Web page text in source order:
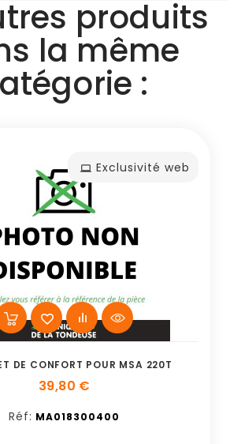
produits
la même
:
Exclusivité web
DE CONFORT POUR MSA 220T
39,80 €
Réf: MA018300400